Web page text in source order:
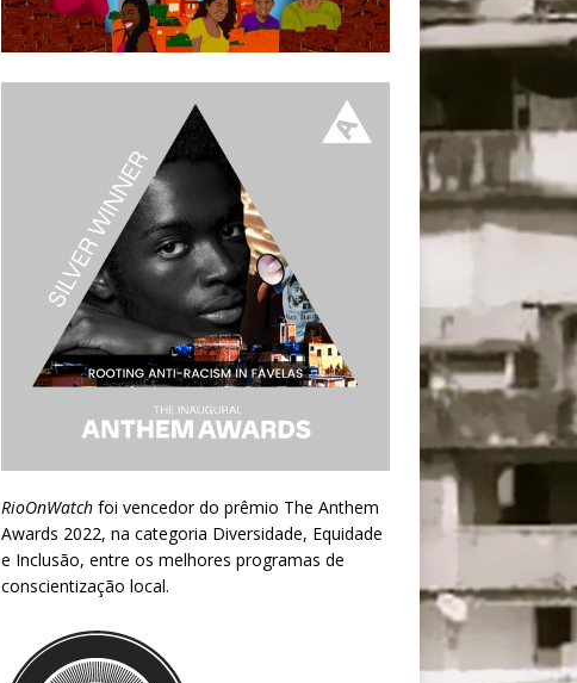
RioOnWatchfoi vencedor do prêmio The Anthem
Awards 2022, na categoria Diversidade, Equidade
e Inclusão, entre os melhores programas de
conscientização local.